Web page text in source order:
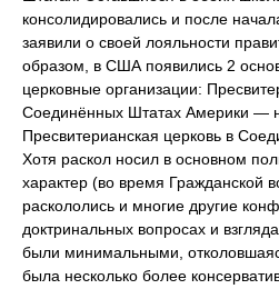
консолидировались и после
заявили о своей лояльности
образом, в США появились 2
церковные организации:
Соединённых Штатах Америки —
Пресвитерианская церковь в
Хотя раскол носил в основном
характер (во время Гражданской
раскололись и многие другие
доктринальных вопросах и
были минимальными,
была несколько более